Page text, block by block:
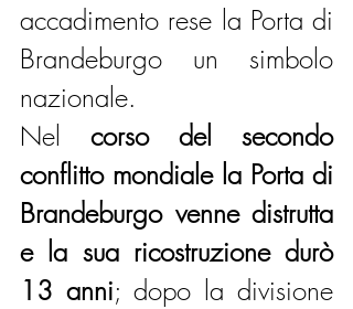
accadimento rese la Porta di
Brandeburgo un simbolo
nazionale.
Nel corso del secondo
conflitto mondiale la Porta di
Brandeburgo venne distrutta
e la sua ricostruzione durò
13 anni; dopo la divisione